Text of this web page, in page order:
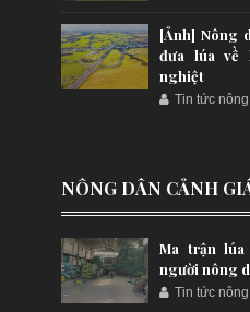
[Ảnh] Nông
đưa lúa về
nghiệt
Tin tức
NÔNG DÂN CẢNH
Ma trận
người nông
Tin tức